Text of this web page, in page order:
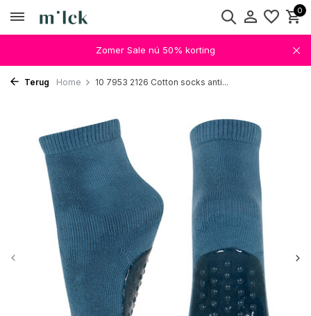
0
Zomer Sale nú 50% korting
Terug Home 10 7953 2126 Cotton socks anti...